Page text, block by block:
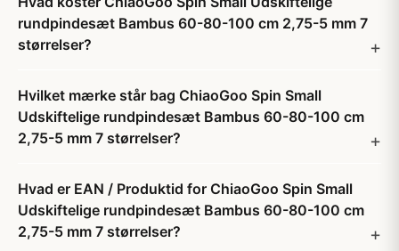
rundpindesæt Bambus 60-80-100 cm 2,75-5 mm 7
størrelser?
Hvilket mærke står bag ChiaoGoo Spin Small
Udskiftelige rundpindesæt Bambus 60-80-100 cm
2,75-5 mm 7 størrelser?
Hvad er EAN / Produktid for ChiaoGoo Spin Small
Udskiftelige rundpindesæt Bambus 60-80-100 cm
2,75-5 mm 7 størrelser?